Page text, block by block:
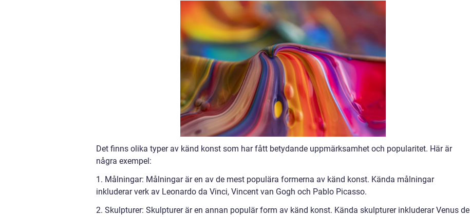
Det finns olika typer av känd konst som har fått betydande uppmärksamhet och popularitet. Här är
några exempel:
1. Målningar: Målningar är en av de mest populära formerna av känd konst. Kända målningar
inkluderar verk av Leonardo da Vinci, Vincent van Gogh och Pablo Picasso.
2. Skulpturer: Skulpturer är en annan populär form av känd konst. Kända skulpturer inkluderar Venus de